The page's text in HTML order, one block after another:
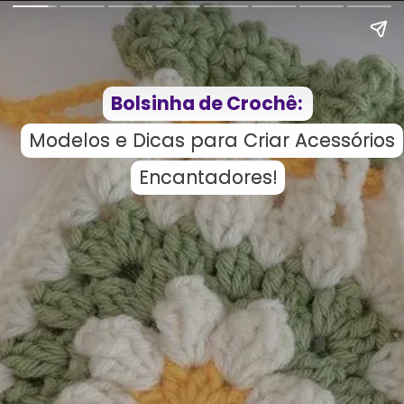
Bolsinha de Crochê:
Modelos e Dicas para Criar Acessórios
Encantadores!
Bolsinha de Crochê:
Modelos e Dicas para Criar Acessórios
Encantadores!